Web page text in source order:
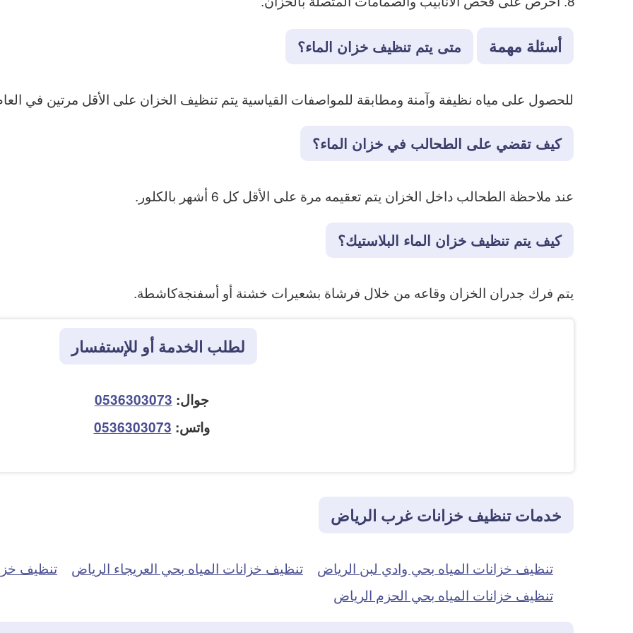
أسئلة مهمة متى يتم تنظيف خزان الماء؟
للحصول على مياه نظيفة وآمنة ومطابقة للمواصفات القياسية يتم تنظيف الخزان على الأقل مرتين في
كيف تقضي على الطحالب في خزان الماء؟
عند ملاحظة الطحالب داخل الخزان يتم تعقيمه مرة على الأقل كل 6 أشهر بالكلور.
كيف يتم تنظيف خزان الماء البلاستيك؟
يتم فرك جدران الخزان وقاعه من خلال فرشاة بشعيرات خشنة أو أسفنجةكاشطة.
لطلب الخدمة أو للإستفسار
جوال: 0536303073
واتس: 0536303073
خدمات تنظيف خزانات غرب الرياض
تنظيف خزانات المياه بحي وادي لبن الرياض تنظيف خزانات المياه بحي العريجاء الرياض
تنظيف
تنظيف خزانات المياه بحي الحزم الرياض